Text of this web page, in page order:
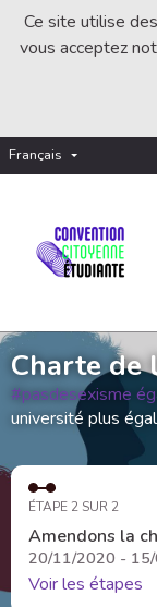
Ce site utilise
vous acceptez
Français Choisir la
Charte de
#pasdesexisme
université plus
ÉTAPE 2 SUR 2
Amendons la
20/11/2020 -
Voir les étapes